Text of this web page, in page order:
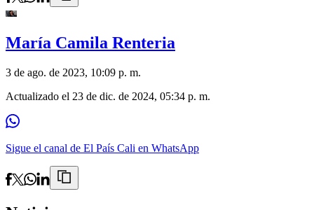
María Camila Renteria
3 de ago. de 2023, 10:09 p. m.
Actualizado el 23 de dic. de 2024, 05:34 p. m.
Sigue el canal de El País Cali en WhatsApp